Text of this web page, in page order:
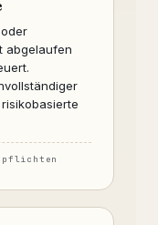
abgelaufen